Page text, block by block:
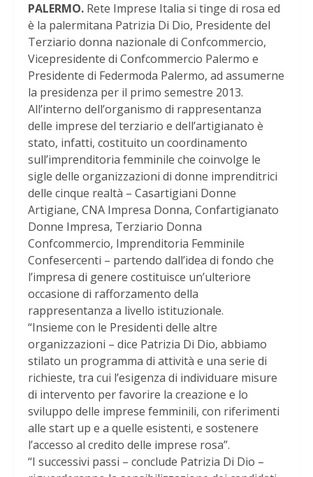
PALERMO. Rete Imprese Italia si tinge di rosa ed
è la palermitana Patrizia Di Dio, Presidente del
Terziario donna nazionale di Confcommercio,
Vicepresidente di Confcommercio Palermo e
Presidente di Federmoda Palermo, ad assumerne
la presidenza per il primo semestre 2013.
All’interno dell’organismo di rappresentanza
delle imprese del terziario e dell’artigianato è
stato, infatti, costituito un coordinamento
sull’imprenditoria femminile che coinvolge le
sigle delle organizzazioni di donne imprenditrici
delle cinque realtà – Casartigiani Donne
Artigiane, CNA Impresa Donna, Confartigianato
Donne Impresa, Terziario Donna
Confcommercio, Imprenditoria Femminile
Confesercenti – partendo dall’idea di fondo che
l’impresa di genere costituisce un’ulteriore
occasione di rafforzamento della
rappresentanza a livello istituzionale.
“Insieme con le Presidenti delle altre
organizzazioni – dice Patrizia Di Dio, abbiamo
stilato un programma di attività e una serie di
richieste, tra cui l’esigenza di individuare misure
di intervento per favorire la creazione e lo
sviluppo delle imprese femminili, con riferimenti
alle start up e a quelle esistenti, e sostenere
l’accesso al credito delle imprese rosa”.
“I successivi passi – conclude Patrizia Di Dio –